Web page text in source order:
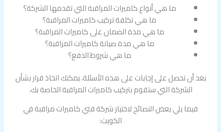
ما هي أنواع كاميرات المراقبة التي تقدمها الشركة؟
ما هي تكلفة تركيب كاميرات المراقبة؟
ما هي مدة الضمان على كاميرات المراقبة؟
ما هي مدة صيانة كاميرات المراقبة؟
ما هي شروط الدفع؟
بعد أن تحصل على إجابات على هذه الأسئلة، يمكنك اتخاذ قرار بشأن
الشركة التي ستقوم بتركيب كاميرات المراقبة الخاصة بك.
فيما يلي بعض النصائح لاختيار شركة فني كاميرات مراقبة في
الكويت: